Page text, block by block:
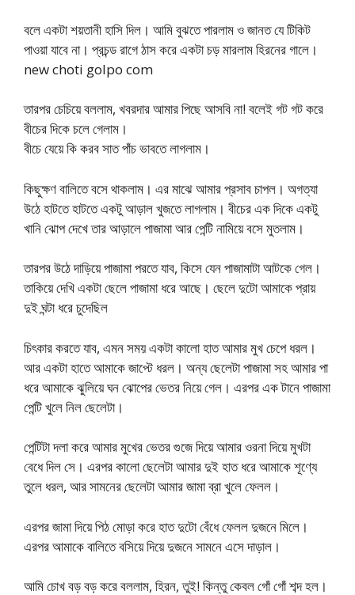
বলে একটা শয়তানী হাসি দিল। আমি বুঝতে পারলাম ও জানত যে টিকিট
পাওয়া যাবে না। প্রচন্ড রাগে ঠাস করে একটা চড় মারলাম হিরনের গালে।
new choti golpo com
তারপর চেচিয়ে বললাম, খবরদার আমার পিছে আসবি না! বলেই গট গট করে
বীচের দিকে চলে গেলাম।
বীচে যেয়ে কি করব সাত পাঁচ ভাবতে লাগলাম।
কিছুক্ষণ বালিতে বসে থাকলাম। এর মাঝে আমার প্রসাব চাপল। অগত্যা
উঠে হাটতে হাটতে একটু আড়াল খুজতে লাগলাম। বীচের এক দিকে একটু
খানি ঝোপ দেখে তার আড়ালে পাজামা আর পেন্টি নামিয়ে বসে মুতলাম।
তারপর উঠে দাড়িয়ে পাজামা পরতে যাব, কিসে যেন পাজামাটা আটকে গেল।
তাকিয়ে দেখি একটা ছেলে পাজামা ধরে আছে। ছেলে দুটো আমাকে প্রায়
দুই ঘন্টা ধরে চুদেছিল
চিৎকার করতে যাব, এমন সময় একটা কালো হাত আমার মুখ চেপে ধরল।
আর একটা হাতে আমাকে জাপ্টে ধরল। অন্য ছেলেটা পাজামা সহ আমার পা
ধরে আমাকে ঝুলিয়ে ঘন ঝোপের ভেতর নিয়ে গেল। এরপর এক টানে পাজামা
পেন্টি খুলে নিল ছেলেটা।
পেন্টিটা দলা করে আমার মুখের ভেতর গুজে দিয়ে আমার ওরনা দিয়ে মুখটা
বেধে দিল সে। এরপর কালো ছেলেটা আমার দুই হাত ধরে আমাকে শূণ্যে
তুলে ধরল, আর সামনের ছেলেটা আমার জামা ব্রা খুলে ফেলল।
এরপর জামা দিয়ে পিঠ মোড়া করে হাত দুটো বেঁধে ফেলল দুজনে মিলে।
এরপর আমাকে বালিতে বসিয়ে দিয়ে দুজনে সামনে এসে দাড়াল।
আমি চোখ বড় বড় করে বললাম, হিরন, তুই! কিন্তু কেবল গোঁ গোঁ শব্দ হল।